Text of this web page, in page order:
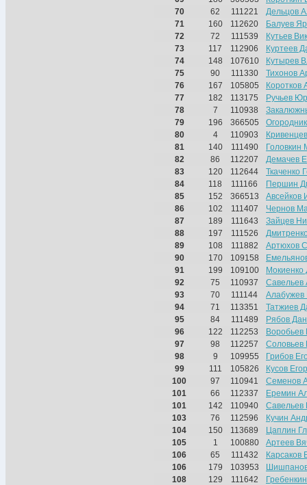
70
62 111221
Дельцов
71
160 112620
Балуев
72
72 111539
Кутьев
73
117 112906
Куртеев
74
148 107610
Кутырев
75
90 111330
Тихонов
76
167 105805
Коротков
77
182 113175
Ручьев
78
7 110938
79
196 366505
80
4 110903
81
140 111490
Головкин
82
86 112207
Демачев
83
120 112644
Ткаченко
84
118 111166
Першин
85
152 366513
Авсейков
86
102 111407
Чернов
87
189 111643
Зайцев
88
197 111526
89
108 111882
Артюхов
90
170 109158
91
199 109100
Мокиенко
92
75 110937
Савельев
93
70 111144
Алабужев
94
71 113351
Татжиев
95
84 111489
Рябов
96
122 112253
Воробьев
97
98 112257
Соловьев
98
9 109955
Грибов
99
111 105826
Кусов Егор
100
97 110941
Семенов
101
66 112337
Еремин
101
142 110940
Савельев
103
76 112596
Кучин
104
150 113689
Цаплин
105
1 100880
Артеев
106
65 111432
Карсаков
106
179 103953
108
129 111642